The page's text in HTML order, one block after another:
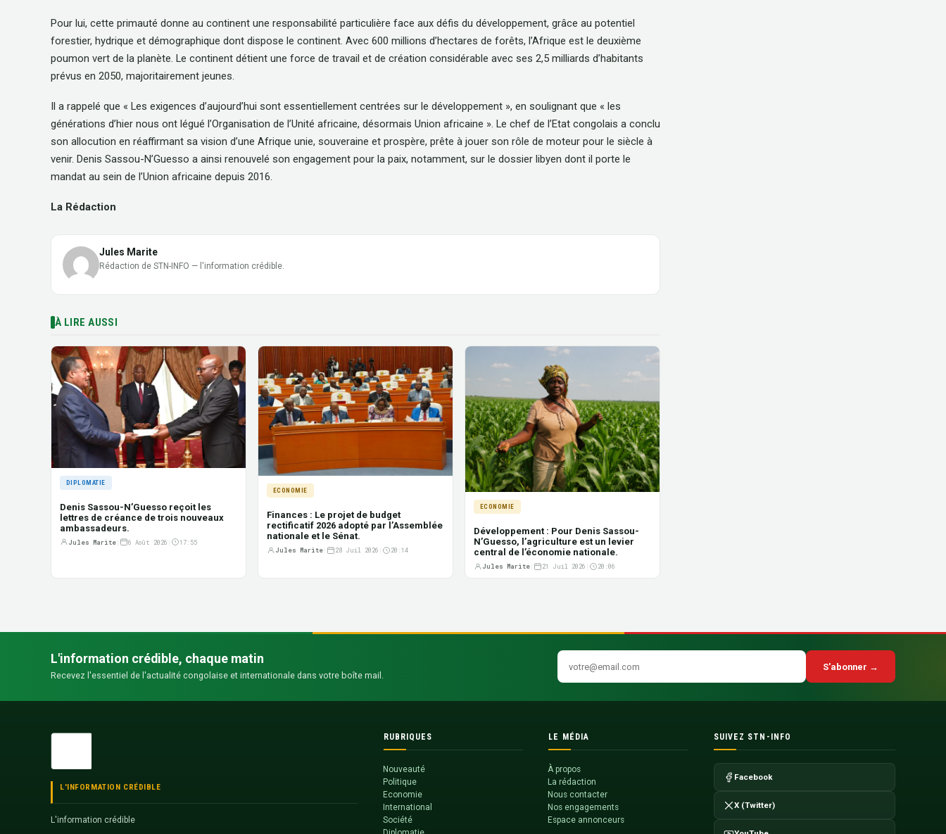
Pour lui, cette primauté donne au continent une responsabilité particulière face aux défis du développement, grâce au potentiel
forestier, hydrique et démographique dont dispose le continent. Avec 600 millions d’hectares de forêts, l’Afrique est le deuxième
poumon vert de la planète. Le continent détient une force de travail et de création considérable avec ses 2,5 milliards d’habitants
prévus en 2050, majoritairement jeunes.
Il a rappelé que « Les exigences d’aujourd’hui sont essentiellement centrées sur le développement », en soulignant que « les
générations d’hier nous ont légué l’Organisation de l’Unité africaine, désormais Union africaine ». Le chef de l’Etat congolais a conclu
son allocution en réaffirmant sa vision d’une Afrique unie, souveraine et prospère, prête à jouer son rôle de moteur pour le siècle à
venir. Denis Sassou-N’Guesso a ainsi renouvelé son engagement pour la paix, notamment, sur le dossier libyen dont il porte le
mandat au sein de l’Union africaine depuis 2016.
La Rédaction
Jules Marite
Rédaction de STN-INFO — l'information crédible.
À LIRE AUSSI
DIPLOMATIE
Denis Sassou-N’Guesso reçoit les
lettres de créance de trois nouveaux
ambassadeurs.
Jules Marite 6 Août 2026 17:55
ECONOMIE
Finances : Le projet de budget
rectificatif 2026 adopté par l’Assemblée
nationale et le Sénat.
Jules Marite 28 Juil 2026 20:14
ECONOMIE
Développement : Pour Denis Sassou-
N’Guesso, l’agriculture est un levier
central de l’économie nationale.
Jules Marite 21 Juil 2026 20:06
L'information crédible, chaque matin
Recevez l'essentiel de l'actualité congolaise et internationale dans votre boîte mail.
S'abonner →
L'INFORMATION CRÉDIBLE
L'information crédible
RUBRIQUES
Nouveauté
Politique
Economie
International
Société
LE MÉDIA
À propos
La rédaction
Nous contacter
Nos engagements
Espace annonceurs
SUIVEZ STN-INFO
Facebook
X (Twitter)